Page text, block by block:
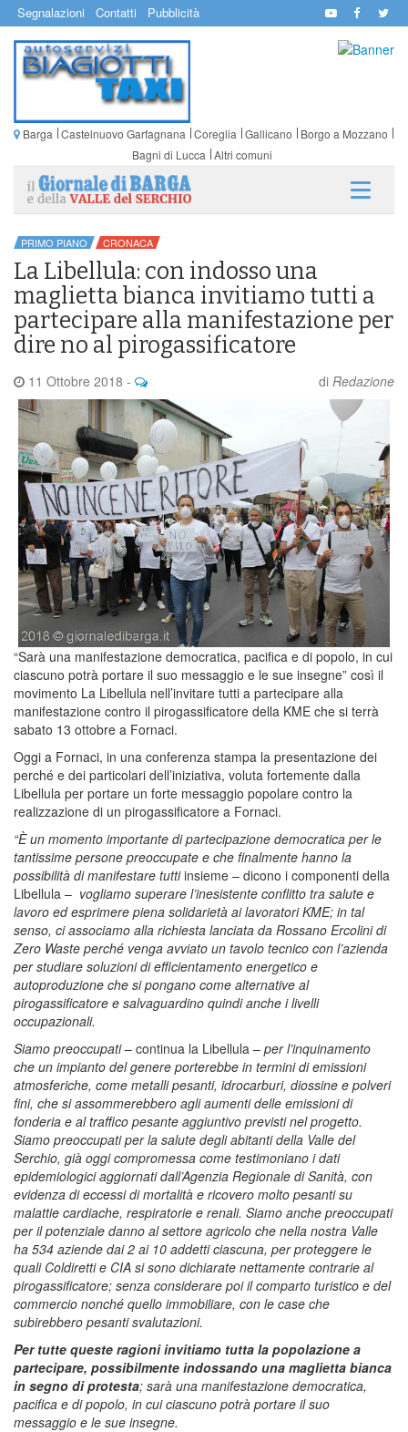
Segnalazioni Contatti Pubblicità
Barga Castelnuovo Garfagnana Coreglia Gallicano
Borgo a Mozzano
Bagni di Lucca Altri comuni
PRIMO PIANO CRONACA
La Libellula: con indosso una
maglietta bianca invitiamo tutti a
partecipare alla manifestazione per
dire no al pirogassificatore
11 Ottobre 2018 - di Redazione
“Sarà una manifestazione democratica, pacifica e di popolo, in cui
ciascuno potrà portare il suo messaggio e le sue insegne” così il
movimento La Libellula nell’invitare tutti a partecipare alla
manifestazione contro il pirogassificatore della KME che si terrà
sabato 13 ottobre a Fornaci.
Oggi a Fornaci, in una conferenza stampa la presentazione dei
perché e dei particolari dell’iniziativa, voluta fortemente dalla
Libellula per portare un forte messaggio popolare contro la
realizzazione di un pirogassificatore a Fornaci.
“È un momento importante di partecipazione democratica per le
tantissime persone preoccupate e che finalmente hanno la
possibilità di manifestare tuttiinsieme – dicono i componenti della
Libellula – vogliamo superare l’inesistente conflitto tra salute e
lavoro ed esprimere piena solidarietà ai lavoratori KME; in tal
senso, ci associamo alla richiesta lanciata da Rossano Ercolini di
Zero Waste perché venga avviato un tavolo tecnico con l’azienda
per studiare soluzioni di efficientamento energetico e
autoproduzione che si pongano come alternative al
pirogassificatore e salvaguardino quindi anche i livelli
occupazionali.
Siamo preoccupati– continua la Libellula – per l’inquinamento
che un impianto del genere porterebbe in termini di emissioni
atmosferiche, come metalli pesanti, idrocarburi, diossine e polveri
fini, che si assommerebbero agli aumenti delle emissioni di
fonderia e al traffico pesante aggiuntivo previsti nel progetto.
Siamo preoccupati per la salute degli abitanti della Valle del
Serchio, già oggi compromessa come testimoniano i dati
epidemiologici aggiornati dall’Agenzia Regionale di Sanità, con
evidenza di eccessi di mortalità e ricovero molto pesanti su
malattie cardiache, respiratorie e renali. Siamo anche preoccupati
per il potenziale danno al settore agricolo che nella nostra Valle
ha 534 aziende dai 2 ai 10 addetti ciascuna, per proteggere le
quali Coldiretti e CIA si sono dichiarate nettamente contrarie al
pirogassificatore; senza considerare poi il comparto turistico e del
commercio nonché quello immobiliare, con le case che
subirebbero pesanti svalutazioni.
Per tutte queste ragioni invitiamo tutta la popolazione a
partecipare, possibilmente indossando una maglietta bianca
in segno di protesta; sarà una manifestazione democratica,
pacifica e di popolo, in cui ciascuno potrà portare il suo
messaggio e le sue insegne.